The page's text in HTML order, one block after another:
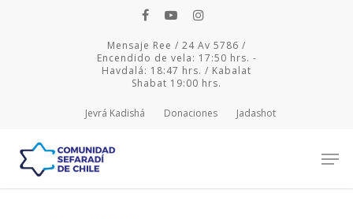
Mensaje Ree / 24 Av 5786 /
Encendido de vela: 17:50 hrs. -
Havdalá: 18:47 hrs. / Kabalat
Shabat 19:00 hrs.
Jevrá Kadishá Donaciones Jadashot